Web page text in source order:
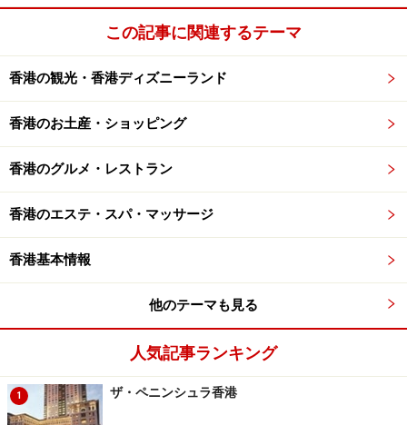
市内のほか、広東省各地やマカオからの高速船が発着するフ
ェリーターミナル内にも両替店が多い
銀行、さらにホテルなど、どこでも両替可能ですが、中
でも両替店の数が非常に多いのは、観光客やビジネス客
（中環）、ワンチャイ（灣仔）周辺、カオルー
ン（九龍）側ではチムサーチョイ（尖沙咀）、モンコッ
（旺角）といったエリア。さらに、国際キャッシュカ
ードやクレジットカードを使って市内に数多く設置され
ている銀行ATMで直接現地通貨を引き出すこともできま
この記事に関連するテーマ
香港の観光・香港ディズニーランド
香港のお土産・ショッピング
香港のグルメ・レストラン
香港のエステ・スパ・マッサージ
香港基本情報
他のテーマも見る
人気記事ランキング
1 ザ・ペニンシュラ香港